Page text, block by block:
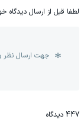
لطفا قبل از ارسال دیدگاه
جهت ارسال نظر
447 دیدگاه